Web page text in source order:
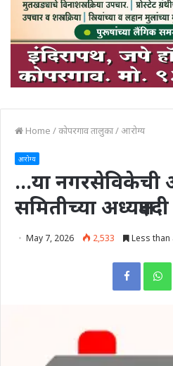
Home /कोपरगाव तालुका/ आरोग्य
आरोग्य
…या नगरसेविकेची
समितीच्या
May 7, 2026 2,533 Less than